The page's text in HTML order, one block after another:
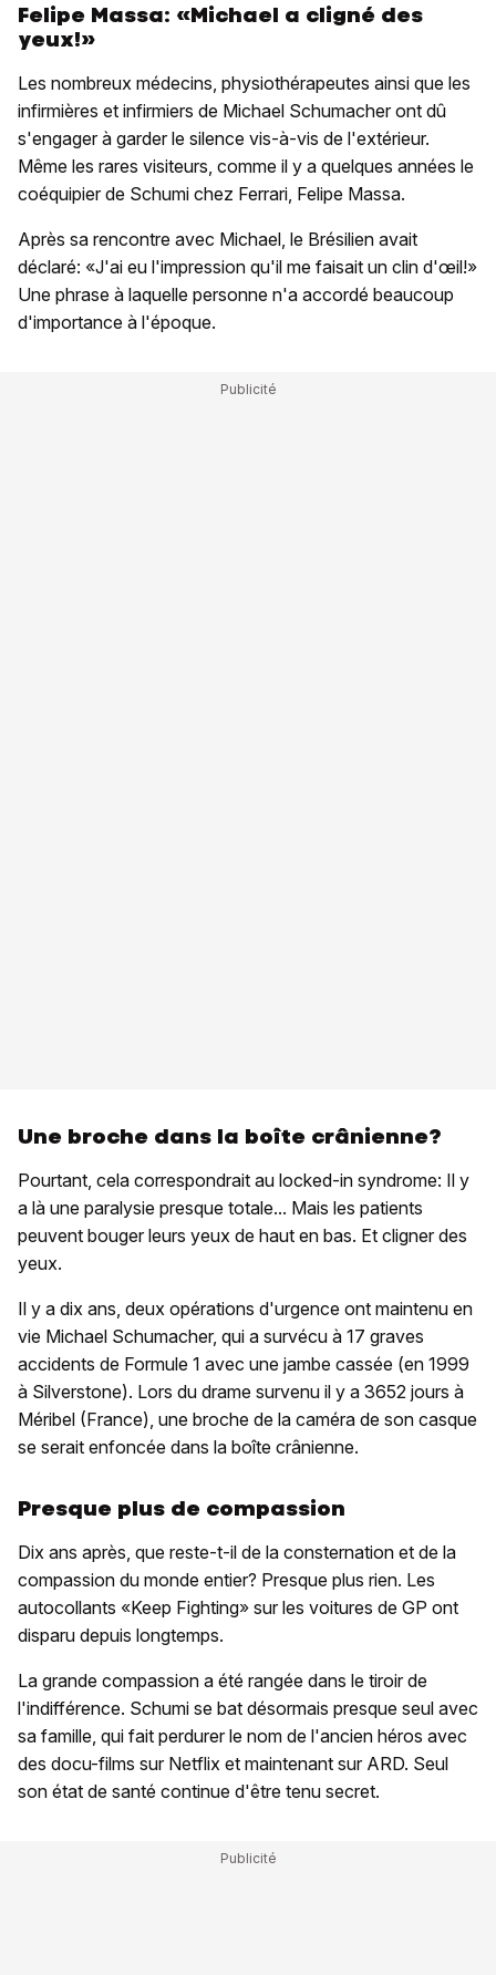
Felipe Massa: «Michael a cligné des
yeux!»
Les nombreux médecins, physiothérapeutes ainsi que les
infirmières et infirmiers de Michael Schumacher ont dû
s'engager à garder le silence vis-à-vis de l'extérieur.
Même les rares visiteurs, comme il y a quelques années le
coéquipier de Schumi chez Ferrari, Felipe Massa.
Après sa rencontre avec Michael, le Brésilien avait
déclaré: «J'ai eu l'impression qu'il me faisait un clin d'œil!»
Une phrase à laquelle personne n'a accordé beaucoup
d'importance à l'époque.
Une broche dans la boîte crânienne?
Pourtant, cela correspondrait au locked-in syndrome: Il y
a là une paralysie presque totale... Mais les patients
peuvent bouger leurs yeux de haut en bas. Et cligner des
yeux.
Il y a dix ans, deux opérations d'urgence ont maintenu en
vie Michael Schumacher, qui a survécu à 17 graves
accidents de Formule 1 avec une jambe cassée (en 1999
à Silverstone). Lors du drame survenu il y a 3652 jours à
Méribel (France), une broche de la caméra de son casque
se serait enfoncée dans la boîte crânienne.
Presque plus de compassion
Dix ans après, que reste-t-il de la consternation et de la
compassion du monde entier? Presque plus rien. Les
autocollants «Keep Fighting» sur les voitures de GP ont
disparu depuis longtemps.
La grande compassion a été rangée dans le tiroir de
l'indifférence. Schumi se bat désormais presque seul avec
sa famille, qui fait perdurer le nom de l'ancien héros avec
des docu-films sur Netflix et maintenant sur ARD. Seul
son état de santé continue d'être tenu secret.